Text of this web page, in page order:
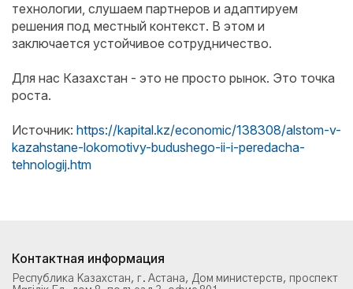
технологии, слушаем партнеров и адаптируем
решения под местный контекст. В этом и
заключается устойчивое сотрудничество.
Для нас Казахстан - это не просто рынок. Это точка
роста.
Источник: https://kapital.kz/economic/138308/alstom-v-
kazahstane-lokomotivy-budushego-ii-i-peredacha-
tehnologij.htm
Контактная информация
Республика Казахстан, г. Астана, Дом министерств, проспект